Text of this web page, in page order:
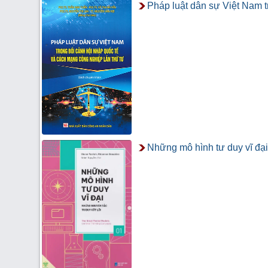
Pháp luật dân sự Việt Nam
Những mô hình tư duy vĩ